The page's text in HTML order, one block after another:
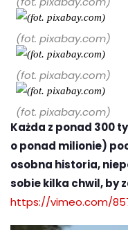
(fot. pixabay.com)
(fot. pixabay.com)
(fot. pixabay.com)
Każda z ponad 300
o ponad milionie)
osobna historia,
sobie kilka chwil, by
https://vimeo.com/